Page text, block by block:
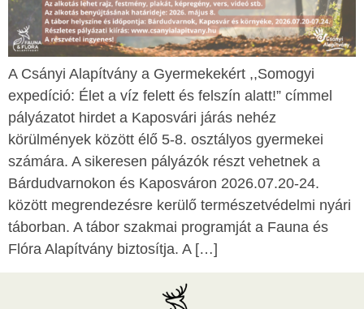
A Csányi Alapítvány a Gyermekekért ,,Somogyi
expedíció: Élet a víz felett és felszín alatt!” címmel
pályázatot hirdet a Kaposvári járás nehéz
körülmények között élő 5-8. osztályos gyermekei
számára. A sikeresen pályázók részt vehetnek a
Bárdudvarnokon és Kaposváron 2026.07.20-24.
között megrendezésre kerülő természetvédelmi nyári
táborban. A tábor szakmai programját a Fauna és
Flóra Alapítvány biztosítja. A […]